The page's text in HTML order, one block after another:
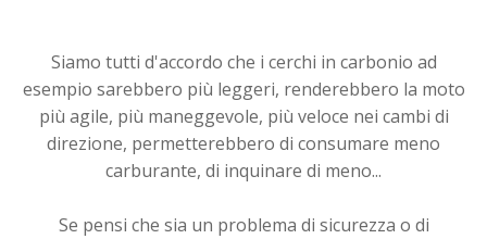
Siamo tutti d'accordo che i cerchi in carbonio ad
esempio sarebbero più leggeri, renderebbero la moto
più agile, più maneggevole, più veloce nei cambi di
direzione, permetterebbero di consumare meno
carburante, di inquinare di meno...
Se pensi che sia un problema di sicurezza o di